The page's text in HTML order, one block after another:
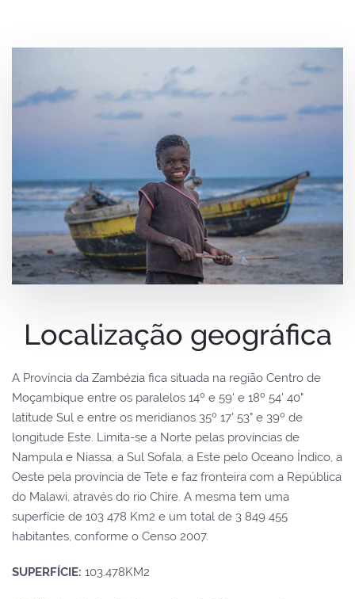
Localização geográfica
A Província da Zambézia fica situada na região Centro de
Moçambique entre os paralelos 14º e 59' e 18º 54’ 40"
latitude Sul e entre os meridianos 35º 17’ 53" e 39º de
longitude Este. Limita-se a Norte pelas províncias de
Nampula e Niassa, a Sul Sofala, a Este pelo Oceano Índico, a
Oeste pela província de Tete e faz fronteira com a República
do Malawi, através do rio Chire. A mesma tem uma
superfície de 103 478 Km2 e um total de 3 849 455
habitantes, conforme o Censo 2007.
SUPERFÍCIE: 103.478KM2